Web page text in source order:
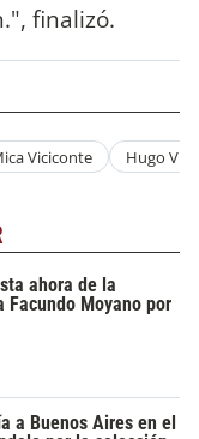
finalizó.
Viciconte Hugo
ahora de la
Facundo Moyano por
a Buenos Aires en el